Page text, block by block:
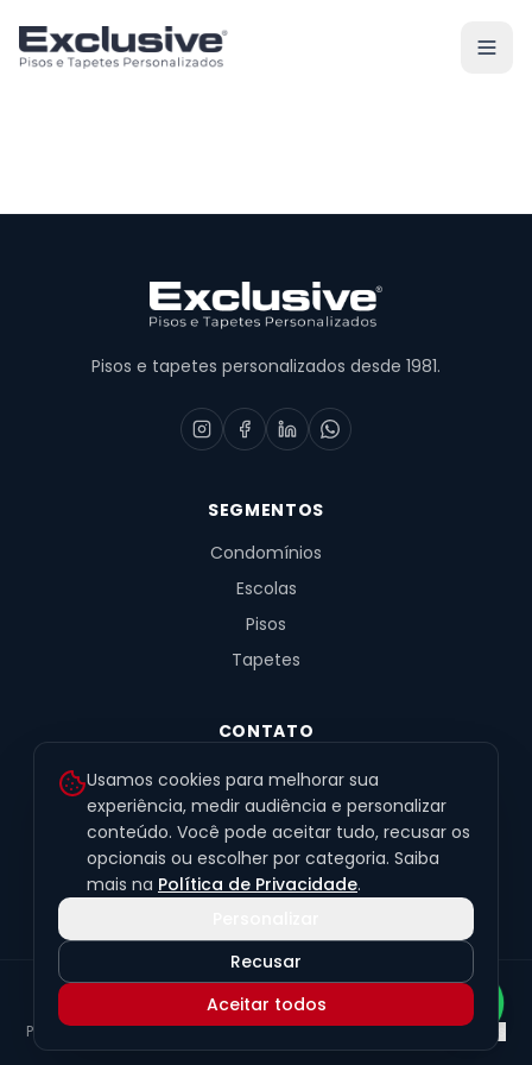
Pisos e tapetes personalizados desde 1981.
SEGMENTOS
Condomínios
Escolas
Pisos
Tapetes
CONTATO
R. Fernandes de Barros, 491, Sala 4
Alto da XV · Curitiba/PR · 80040-060
(41) 99201-6050
contato@exclusivetapetes.com.br
© 2026 Exclusive Pisos e Tapetes Personalizados
45.563.259/0001-89
Política de PrivacidadeTermos de UsoLGPDPreferências de cookies
Usamos cookies para melhorar sua
experiência, medir audiência e personalizar
conteúdo. Você pode aceitar tudo, recusar os
opcionais ou escolher por categoria. Saiba
mais na Política de Privacidade.
Recusar
Aceitar todos